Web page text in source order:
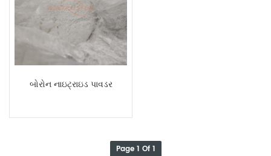
બોરોન નાઇટ્રાઇડ પાવડર
Page 1 Of 1